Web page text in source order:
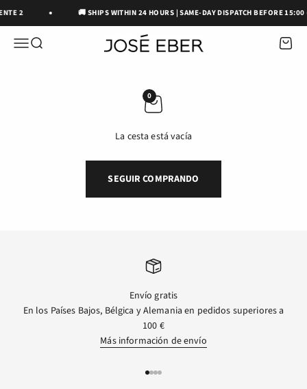
Ir al contenido
2 🚚 SHIPS WITHIN 24 HOURS | SAME-DAY DISPATCH BEFORE 15:00
ABRIR MENÚ DE NAVEGACIÓN
Abrir búsqueda José Eber Beauty Abrir
0
La cesta está vacía
SEGUIR COMPRANDO
Envío gratis
En los Países Bajos, Bélgica y Alemania en pedidos superiores a
100 €
Más información de envío
IR AL ARTÍCULO 1
IR AL ARTÍCULO 2
IR AL ARTÍCULO 3
IR AL ARTÍCULO 4